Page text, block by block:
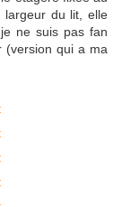
largeur du lit, elle
ne suis pas fan
(version qui a ma